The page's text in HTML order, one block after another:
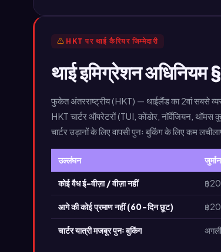
HKT पर थाई कैरियर जिम्मेदारी
थाई इमिग्रेशन अधिनियम
फुकेत अंतरराष्ट्रीय (HKT) — थाईलैंड का 2वां सबसे
HKT चार्टर ऑपरेटरों (TUI, कोंडोर, नॉर्वेजियन,
चार्टर उड़ानों के लिए वापसी पुनः बुकिंग के लिए कम
उल्लंघन
कोई वैध ई-वीज़ा / वीज़ा नहीं ฿
आगे की कोई प्रमाण नहीं (60-दिन छूट) ฿
चार्टर यात्री मजबूर पुनः बुकिंग अगली